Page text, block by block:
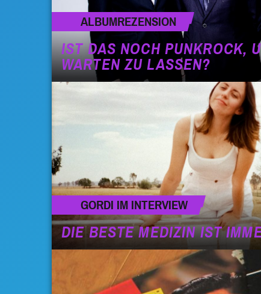
ALBUMREZENSION
IST DAS NOCH PUNKROCK,
WARTEN ZU LASSEN?
GORDI IM INTERVIEW
DIE BESTE MEDIZIN IST